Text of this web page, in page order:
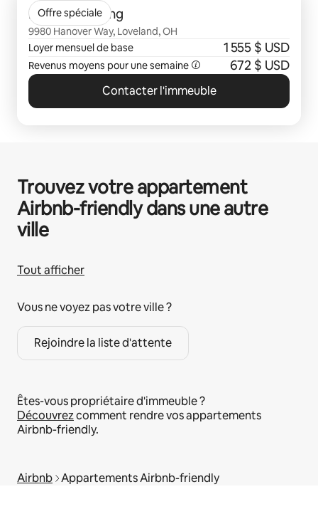
Offre spéciale
Mallard Crossing
9980 Hanover Way, Loveland, OH
Loyer mensuel de base
1 555 $ USD
Revenus moyens pour une semaine 672 $ USD
Contacter l'immeuble
Trouvez votre appartement
Airbnb-friendly dans une autre
ville
Tout afficher
Vous ne voyez pas votre ville ?
Rejoindre la liste d'attente
Êtes-vous propriétaire d'immeuble ?
Découvrezcomment rendre vos appartements
Airbnb-friendly.
Airbnb Appartements Airbnb-friendly